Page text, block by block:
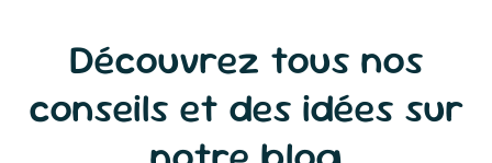
Découvrez tous nos
conseils et des idées sur